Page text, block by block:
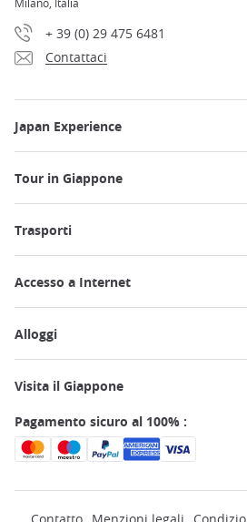
+ 39 (0) 29 475 6481
Contattaci
Japan Experience
Tour in Giappone
Trasporti
Accesso a Internet
Alloggi
Visita il Giappone
Pagamento sicuro al 100% :